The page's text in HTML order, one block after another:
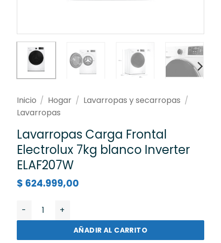
Inicio / Hogar / Lavarropas y secarropas /
Lavarropas
Lavarropas Carga Frontal
Electrolux 7kg blanco Inverter
ELAF207W
$ 624.999,00
Lavarropas Carga Frontal Electrolux 7kg blanco
AÑADIR AL CARRITO